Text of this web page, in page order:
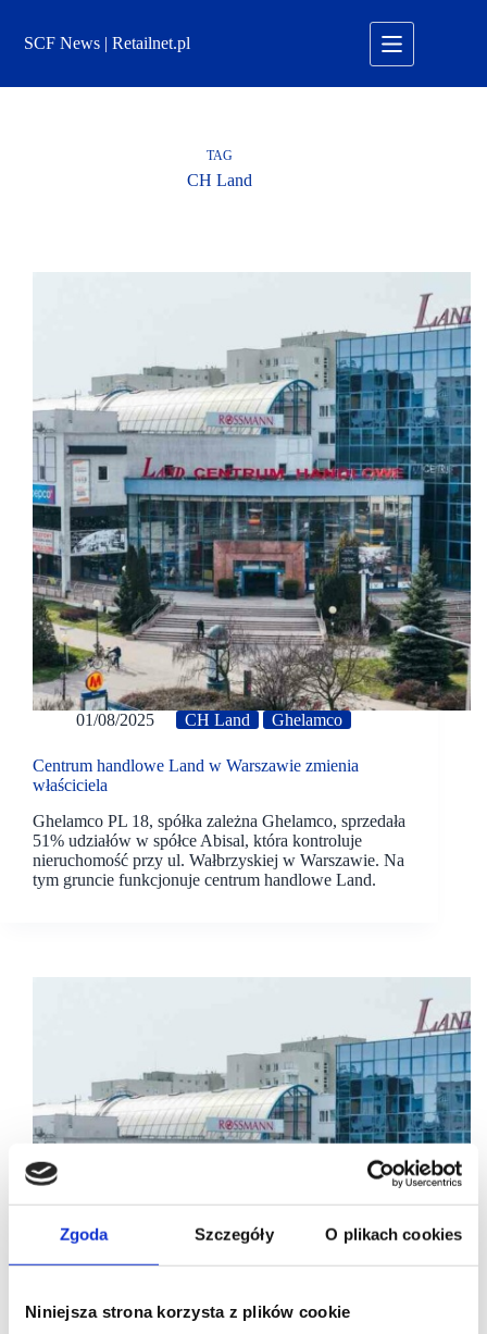
Zgoda Szczegóły O plikach cookies
Niniejsza strona korzysta z plików cookie
treściSCF News | Retailnet.pl
TAG
CH Land
01/08/2025 CH Land Ghelamco
Centrum handlowe Land w Warszawie zmienia
właściciela
Ghelamco PL 18, spółka zależna Ghelamco, sprzedała
51% udziałów w spółce Abisal, która kontroluje
nieruchomość przy ul. Wałbrzyskiej w Warszawie. Na
tym gruncie funkcjonuje centrum handlowe Land.